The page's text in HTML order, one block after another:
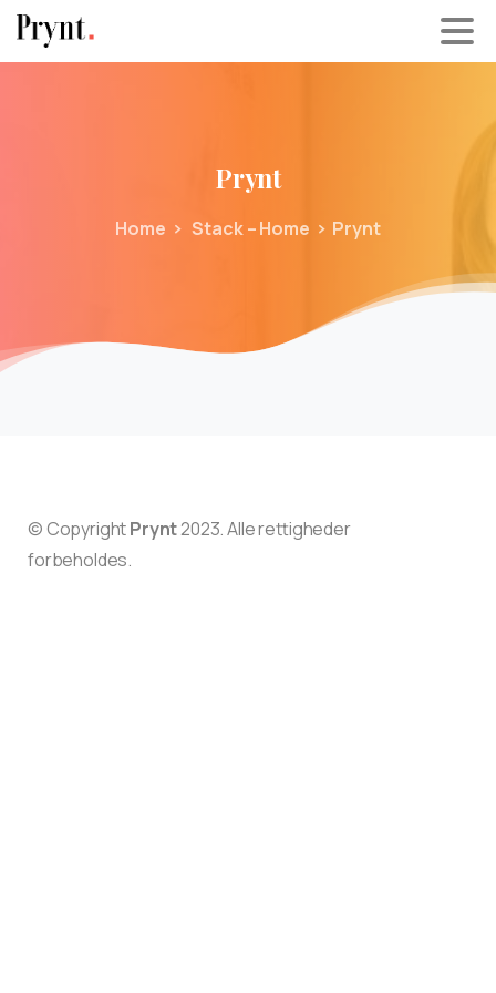
Prynt
Home Stack – Home Prynt
© CopyrightPrynt2023. Alle rettigheder
forbeholdes.